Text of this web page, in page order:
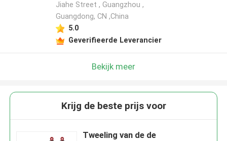
Jiahe Street , Guangzhou ,
Guangdong, CN ,China
5.0
Geverifieerde Leverancier
Bekijk meer
Krijg de beste prijs voor
Tweeling van de de